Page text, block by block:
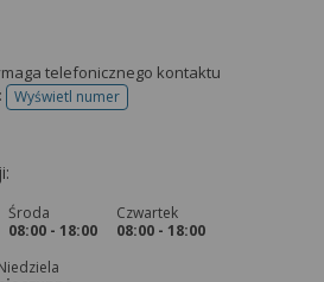
telefonicznego kontaktu
Wyświetl numertelefonu do rejestracji
Środa
08:00 - 18:00
Czwartek
08:00 - 18:00